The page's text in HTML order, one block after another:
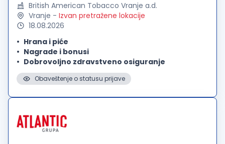
British American Tobacco Vranje a.d.
Vranje - Izvan pretražene lokacije
18.08.2026
Hrana i piće
Nagrade i bonusi
Dobrovoljno zdravstveno osiguranje
Obaveštenje o statusu prijave